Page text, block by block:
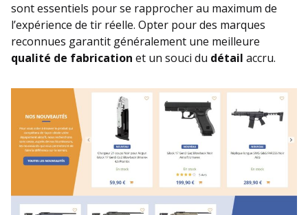
sont essentiels pour se rapprocher au maximum de
l’expérience de tir réelle. Opter pour des marques
reconnues garantit généralement une meilleure
qualité de fabrication et un souci du détail accru.